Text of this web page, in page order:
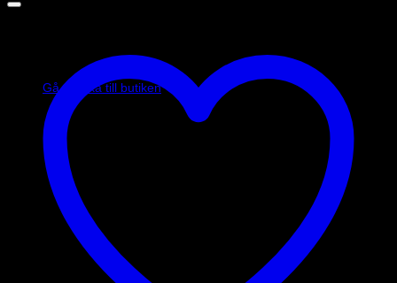
Inga produkter i varukorgen.
Gå tillbaka till butiken